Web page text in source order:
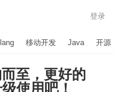
登录
移动开发 Java 开源
至，更好的
使用吧！